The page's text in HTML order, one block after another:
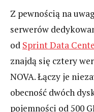
Z pewnością na
serwerów
od Sprint Data
znajdą się cztery
NOVA. Łączy je
obecność dwóch
pojemności od 500